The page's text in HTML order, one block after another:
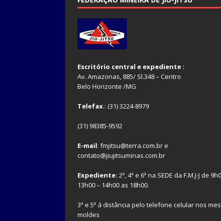
Escritório central e expediente :
Av. Amazonas, 885/ Sl.348 – Centro
Belo Horizonte /MG
Telefax.: (31) 3224-8979
(31) 98385-9592
E-mail: fmjitsu@terra.com.br e
contato@jiujitsuminas.com.br
Expediente: 2ª, 4ª e 6ª na SEDE da F.M.J-J de
13h00 – 14h00 as 18h00.
3ª e 5ª á distância pelo telefone celular nos
moldes